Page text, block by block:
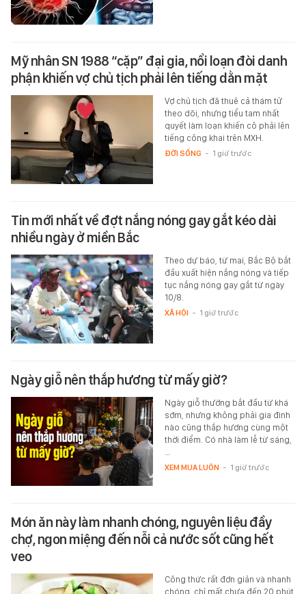
Mỹ nhân SN 1988 “cặp” đại gia, nổi loạn đòi danh
phận khiến vợ chủ tịch phải lên tiếng dằn mặt
Vợ chủ tịch đã thuê cả thám tử
theo dõi, nhưng tiểu tam nhất
quyết làm loạn khiến cô phải lên
tiếng công khai trên MXH.
ĐỜI SỐNG - 1 giờ trước
Tin mới nhất về đợt nắng nóng gay gắt kéo dài
nhiều ngày ở miền Bắc
Theo dự báo, từ mai, Bắc Bộ bắt
đầu xuất hiện nắng nóng và tiếp
tục nắng nóng gay gắt từ ngày
10/8.
XÃ HỘI - 1 giờ trước
Ngày giỗ nên thắp hương từ mấy giờ?
Ngày giỗ thường bắt đầu từ khá
sớm, nhưng không phải gia đình
nào cũng thắp hương cùng một
thời điểm. Có nhà làm lễ từ sáng,
…
XEM MUA LUÔN - 1 giờ trước
Món ăn này làm nhanh chóng, nguyên liệu đầy
chợ, ngon miệng đến nỗi cả nước sốt cũng hết
veo
Công thức rất đơn giản và nhanh
chóng, chỉ mất chưa đến 20 phút